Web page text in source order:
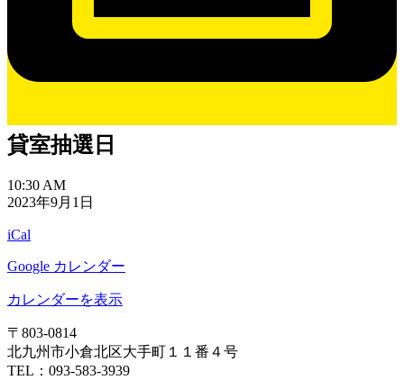
貸室抽選日
貸
室
選
日
10:30 AM
2023年9月1日
iCal
Google カレンダー
カレンダーを表示
〒803‐0814
北九州市小倉北区大手町１１番４号
TEL：093‐583‐3939